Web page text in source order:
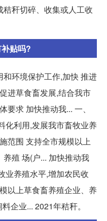
秆切碎、收集或人工收
贴吗?
环境保护工作,加快 推进
进草食畜发展,结合我市
要求 加快推动我... 一、
化利用,发展我市畜牧业养
范围 支持全市规模以上
殖 场(户... 加快推动我
业养殖水平,增加农民收
以上草食畜养殖企业、养
企业... 2021年秸秆。